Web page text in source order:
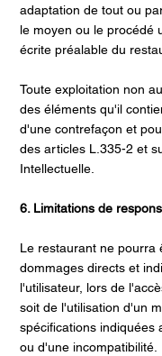
adaptation de tout ou
le moyen ou le procédé
écrite préalable du
Toute exploitation non
des éléments qu'il
d'une contrefaçon et
des articles L.335-2 et
Intellectuelle.
6. Limitations de
Le restaurant ne pourra
dommages directs et
l'utilisateur, lors de
soit de l'utilisation d'un
spécifications indiquées
ou d'une incompatibilité.